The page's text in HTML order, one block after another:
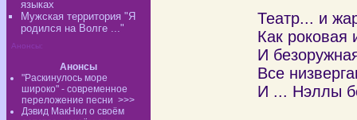
языках
Мужская территория "Я
родился на Волге ..."
Анонсы:
Анонсы
"Раскинулось море
широко" - современное
переложение песни >>>
Дэвид МакНил о своём
Театр... и
Как роковая
И
Все
И ... Нэллы